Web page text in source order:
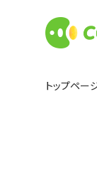
トップペー